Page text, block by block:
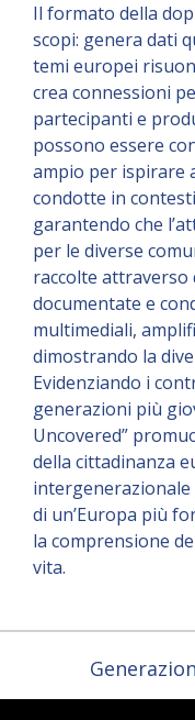
Il formato della
scopi: genera dati
temi europei
crea connessioni
partecipanti e
possono essere
ampio per ispirare
condotte in
garantendo che
per le diverse
raccolte
documentate e
multimediali,
dimostrando la
Evidenziando i
generazioni più
Uncovered”
della cittadinanza
intergenerazionale
di un’Europa più
la comprensione
vita.